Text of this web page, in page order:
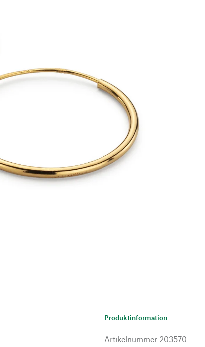
Produktinformation
Artikelnummer 203570